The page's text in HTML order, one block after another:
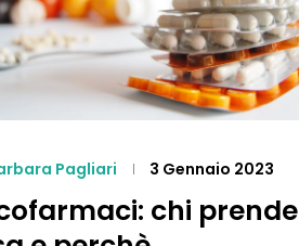
Pagliari 3 Gennaio 2023
chi prende